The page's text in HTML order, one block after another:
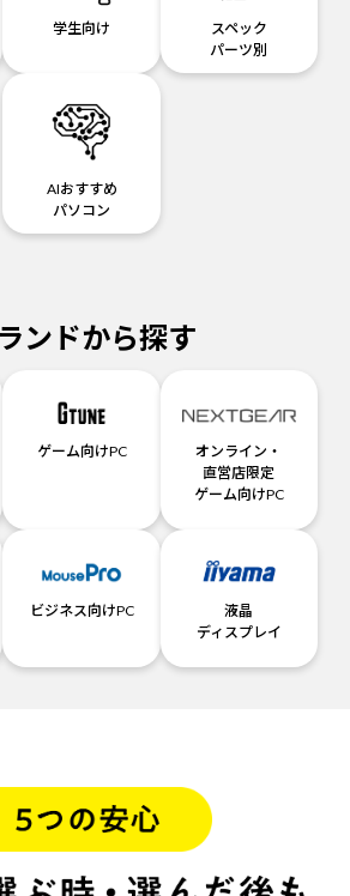
学生向け
スペック
パーツ別
AIおすすめ
パソコン
ンドから探す
ゲーム向けPC
オンライン・
直営店限定
ゲーム向けPC
ビジネス向けPC
液晶
ディスプレイ